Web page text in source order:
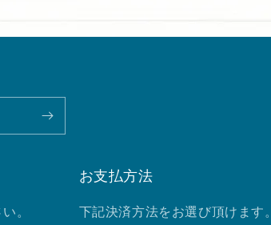
。
お支払方法
下記決済方法をお選び頂けます。